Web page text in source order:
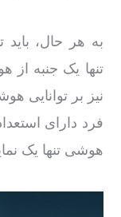
به هر حال،
تنها یک جنبه
نیز بر توانایی
فرد دارای
هوشی تنها یک